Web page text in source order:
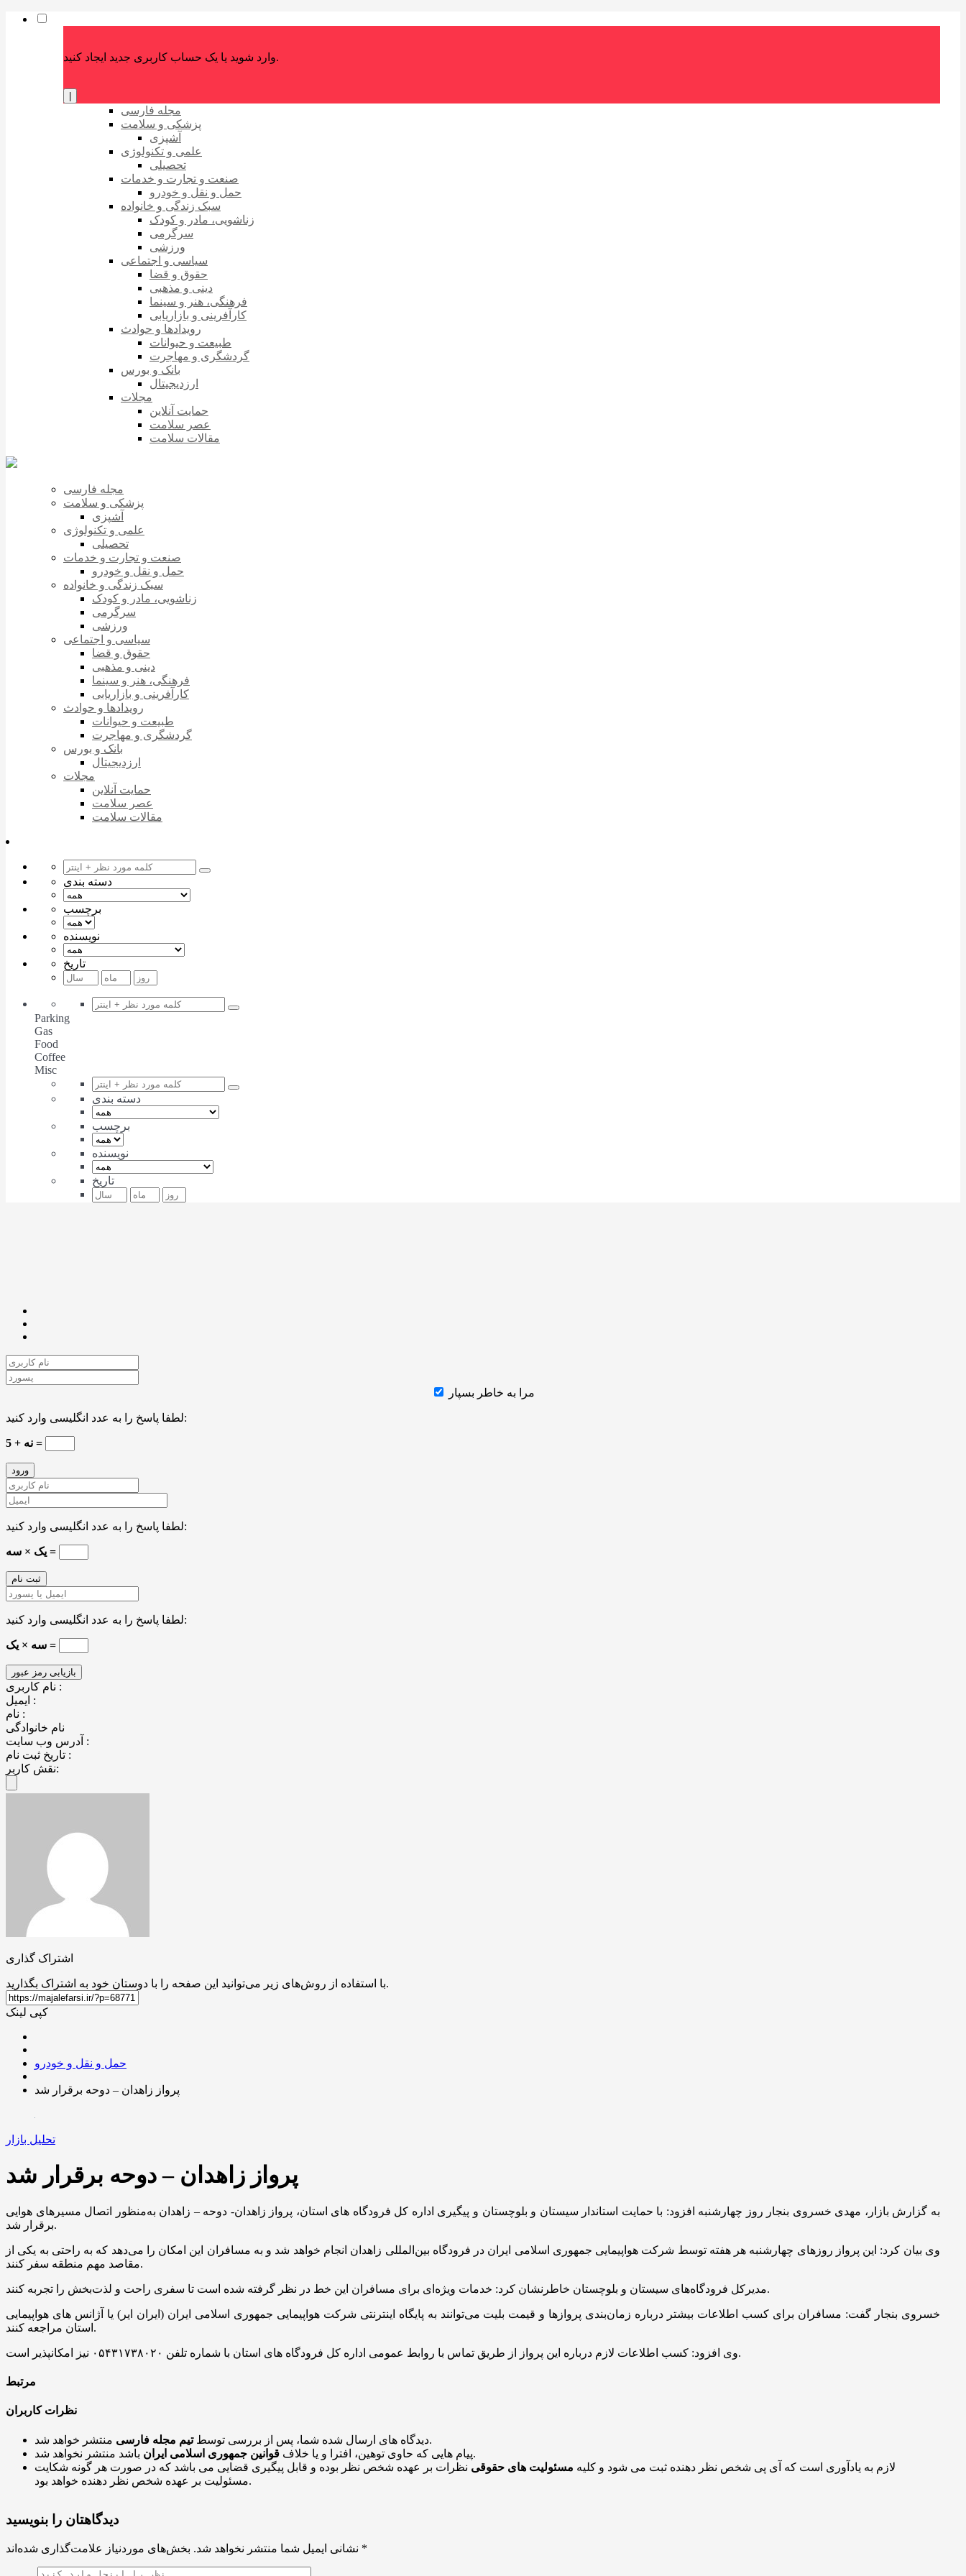
وارد شوید یا یک حساب کاربری جدید ایجاد کنید.
مجله فارسی
پزشکی و سلامت
آشپزی
علمی و تکنولوژی
تحصیلی
صنعت و تجارت و خدمات
حمل و نقل و خودرو
سبک زندگی و خانواده
زناشویی، مادر و کودک
سرگرمی
ورزشی
سیاسی و اجتماعی
حقوق و قضا
دینی و مذهبی
فرهنگی، هنر و سینما
کارآفرینی و بازاریابی
رویدادها و حوادث
طبیعت و حیوانات
گردشگری و مهاجرت
بانک و بورس
ارزدیجیتال
مجلات
حمایت آنلاین
عصر سلامت
مقالات سلامت
مجله فارسی
پزشکی و سلامت
آشپزی
علمی و تکنولوژی
تحصیلی
صنعت و تجارت و خدمات
حمل و نقل و خودرو
سبک زندگی و خانواده
زناشویی، مادر و کودک
سرگرمی
ورزشی
سیاسی و اجتماعی
حقوق و قضا
دینی و مذهبی
فرهنگی، هنر و سینما
کارآفرینی و بازاریابی
رویدادها و حوادث
طبیعت و حیوانات
گردشگری و مهاجرت
بانک و بورس
ارزدیجیتال
مجلات
حمایت آنلاین
عصر سلامت
مقالات سلامت
دسته بندی
برچسب
نویسنده
تاریخ
Parking
Gas
Food
Coffee
Misc
دسته بندی
برچسب
نویسنده
تاریخ
مرا به خاطر بسپار
لطفا پاسخ را به عدد انگلیسی وارد کنید:
نه + 5 =
لطفا پاسخ را به عدد انگلیسی وارد کنید:
یک × سه =
لطفا پاسخ را به عدد انگلیسی وارد کنید:
سه × یک =
نام کاربری :
ایمیل :
نام :
نام خانوادگی
آدرس وب سایت :
تاریخ ثبت نام :
نقش کاربر:
اشتراک گذاری
با استفاده از روش‌های زیر می‌توانید این صفحه را با دوستان خود به اشتراک بگذارید.
کپی لینک
حمل و نقل و خودرو
پرواز زاهدان – دوحه برقرار شد
تحلیل بازار
پرواز زاهدان – دوحه برقرار شد
به گزارش بازار، مهدی خسروی بنجار روز چهارشنبه افزود: با حمایت استاندار سیستان و بلوچستان و پیگیری اداره کل فرودگاه های استان، پرواز زاهدان- دوحه – زاهدان به‌منظور اتصال مسیرهای هوایی
برقرار شد.
وی بیان کرد: این پرواز روزهای چهارشنبه هر هفته توسط شرکت هواپیمایی جمهوری اسلامی ایران در فرودگاه بین‌المللی زاهدان انجام خواهد شد و به مسافران این امکان را می‌دهد که به راحتی به یکی از
مقاصد مهم منطقه سفر کنند.
مدیرکل فرودگاه‌های سیستان و بلوچستان خاطرنشان کرد: خدمات ویژه‌ای برای مسافران این خط در نظر گرفته شده است تا سفری راحت و لذت‌بخش را تجربه کنند.
خسروی بنجار گفت: مسافران برای کسب اطلاعات بیشتر درباره زمان‌بندی پروازها و قیمت بلیت‌ می‌توانند به پایگاه اینترنتی شرکت هواپیمایی جمهوری اسلامی ایران (ایران ایر) یا آژانس های هواپیمایی
استان مراجعه کنند.
وی افزود: کسب اطلاعات لازم درباره این پرواز از طریق تماس با روابط عمومی اداره کل فرودگاه های استان با شماره تلفن ۰۵۴۳۱۷۳۸۰۲۰ نیز امکانپذیر است.
مرتبط
نظرات کاربران
دیدگاه های ارسال شده شما، پس از بررسی توسطتیم مجله فارسی
منتشر خواهد شد.
پیام هایی که حاوی توهین، افترا و یا خلاف قوانین جمهوری اسلامی ایران
باشد منتشر نخواهد شد.
لازم به یادآوری است که آی پی شخص نظر دهنده ثبت می شود و کلیه مسئولیت های حقوقی نظرات بر عهده شخص نظر بوده و قابل پیگیری قضایی می باشد که در صورت هر گونه شکایت
مسئولیت بر عهده شخص نظر دهنده خواهد بود.
دیدگاهتان را بنویسید
نشانی ایمیل شما منتشر نخواهد شد. *